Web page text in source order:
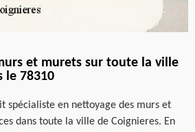
et murets sur toute la ville
le 78310
spécialiste en nettoyage des murs et
dans toute la ville de Coignieres. En